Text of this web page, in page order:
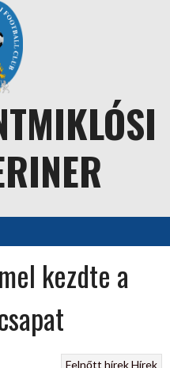
kezdte a
Felnőtt hírekHírek